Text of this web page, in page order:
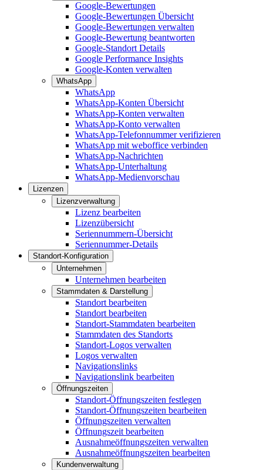
Google-Bewertungen
Google-Bewertungen Übersicht
Google-Bewertungen verwalten
Google-Bewertung beantworten
Google-Standort Details
Google Performance Insights
Google-Konten verwalten
WhatsApp
WhatsApp
WhatsApp-Konten Übersicht
WhatsApp-Konten verwalten
WhatsApp-Konto verwalten
WhatsApp-Telefonnummer verifizieren
WhatsApp mit weboffice verbinden
WhatsApp-Nachrichten
WhatsApp-Unterhaltung
WhatsApp-Medienvorschau
Lizenzen
Lizenzverwaltung
Lizenz bearbeiten
Lizenzübersicht
Seriennummern-Übersicht
Seriennummer-Details
Standort-Konfiguration
Unternehmen
Unternehmen bearbeiten
Stammdaten & Darstellung
Standort bearbeiten
Standort bearbeiten
Standort-Stammdaten bearbeiten
Stammdaten des Standorts
Standort-Logos verwalten
Logos verwalten
Navigationslinks
Navigationslink bearbeiten
Öffnungszeiten
Standort-Öffnungszeiten festlegen
Standort-Öffnungszeiten bearbeiten
Öffnungszeiten verwalten
Öffnungszeit bearbeiten
Ausnahmeöffnungszeiten verwalten
Ausnahmeöffnungszeiten bearbeiten
Kundenverwaltung